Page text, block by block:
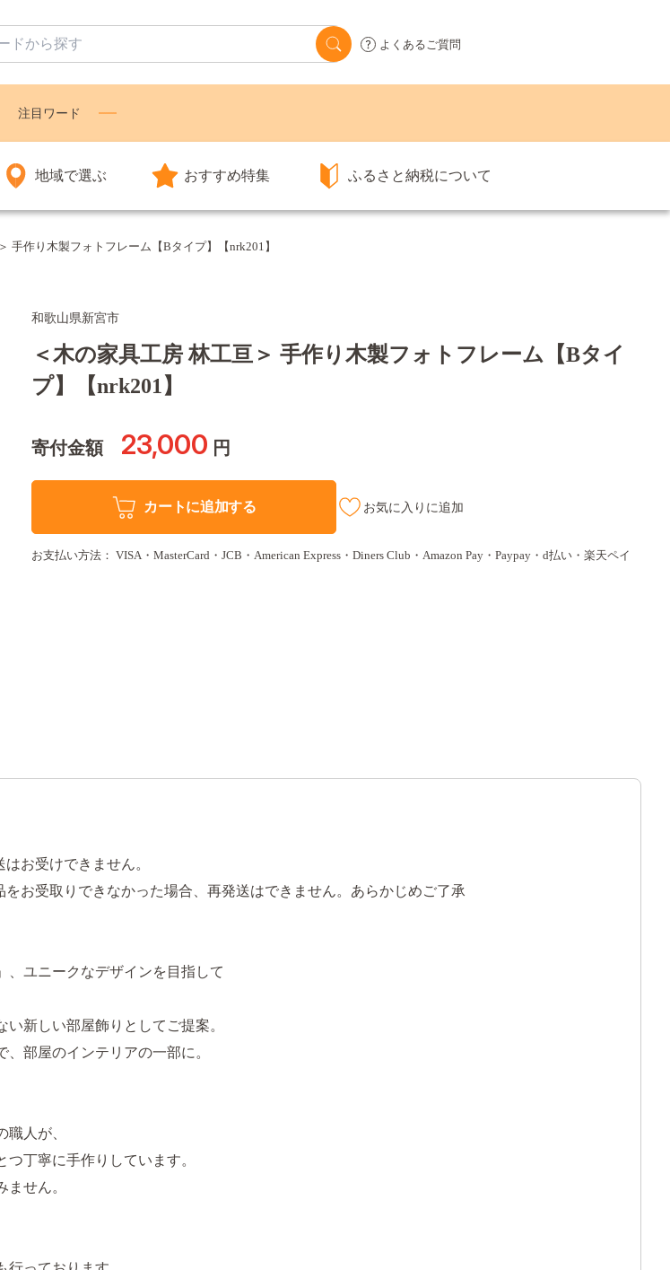
よくあるご質問
注目ワード
地域で選ぶ おすすめ特集 ふるさと納税について
手作り木製フォトフレーム【Bタイプ】【nrk201】
和歌山県新宮市
＜木の家具工房 林工亘＞ 手作り木製フォトフレーム【Bタイ
プ】【nrk201】
寄付金額 23,000 円
カートに追加する お気に入りに追加
お支払い方法： VISA・MasterCard・JCB・American Express・Diners Club・Amazon Pay・Paypay・d払い・楽天ペイ
お受けできません。
お受取りできなかった場合、再発送はできません。あらかじめご了承
ユニークなデザインを目指して
新しい部屋飾りとしてご提案。
部屋のインテリアの一部に。
人が、
丁寧に手作りしています。
せん。